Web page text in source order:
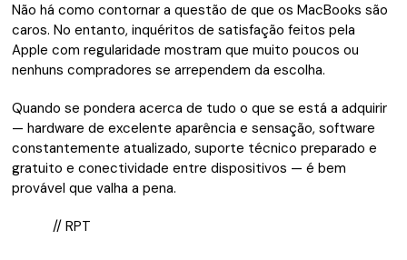
Não há como contornar a questão de que os MacBooks são
caros. No entanto, inquéritos de satisfação feitos pela
Apple com regularidade mostram que muito poucos ou
nenhuns compradores se arrependem da escolha.
Quando se pondera acerca de tudo o que se está a adquirir
— hardware de excelente aparência e sensação, software
constantemente atualizado, suporte técnico preparado e
gratuito e conectividade entre dispositivos — é bem
provável que valha a pena.
// RPT